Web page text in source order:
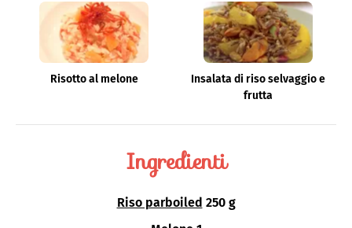
Risotto al melone
Insalata di riso selvaggio e
frutta
Ingredienti
Riso parboiled 250 g